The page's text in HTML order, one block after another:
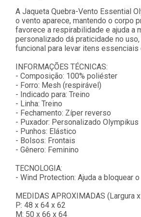
A Jaqueta Quebra-Vento Essential
o vento aparece, mantendo o corpo
favorece a respirabilidade e ajuda a
personalizado dá praticidade no
funcional para levar itens essenciais
INFORMAÇÕES TÉCNICAS:
- Composição: 100% poliéster
- Forro: Mesh (respirável)
- Indicado para: Treino
- Linha: Treino
- Fechamento: Zíper reverso
- Puxador: Personalizado Olympikus
- Punhos: Elástico
- Bolsos: Frontais
- Gênero: Feminino
TECNOLOGIA:
- Wind Protection: Ajuda a bloquear
MEDIDAS APROXIMADAS (Largura
P: 48 x 64 x 62
M: 50 x 66 x 64